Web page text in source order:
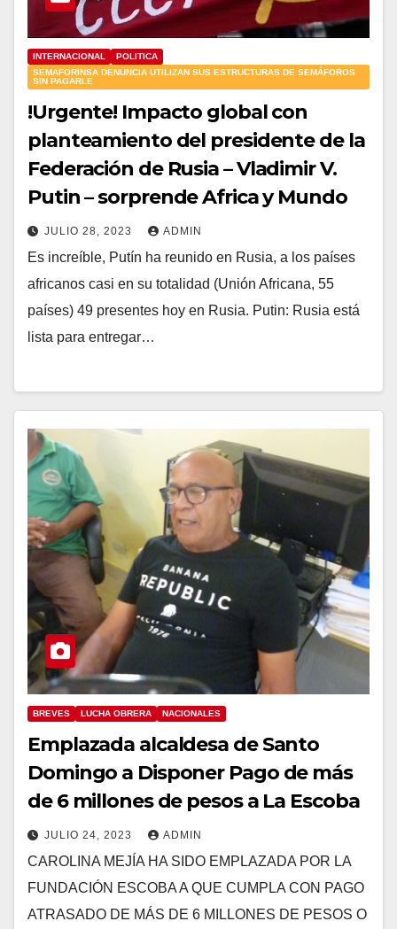
INTERNACIONAL
POLITICA
SEMAFORINSA DENUNCIA UTILIZAN SUS ESTRUCTURAS DE SEMÁFOROS
SIN PAGARLE
!Urgente! Impacto global con
planteamiento del presidente de la
Federación de Rusia – Vladimir V.
Putin – sorprende Africa y Mundo
JULIO 28, 2023 ADMIN
Es increíble, Putín ha reunido en Rusia, a los países
africanos casi en su totalidad (Unión Africana, 55
países) 49 presentes hoy en Rusia. Putin: Rusia está
lista para entregar…
BREVES LUCHA OBRERA NACIONALES
Emplazada alcaldesa de Santo
Domingo a Disponer Pago de más
de 6 millones de pesos a La Escoba
JULIO 24, 2023 ADMIN
CAROLINA MEJÍA HA SIDO EMPLAZADA POR LA
FUNDACIÓN ESCOBA A QUE CUMPLA CON PAGO
ATRASADO DE MÁS DE 6 MILLONES DE PESOS O